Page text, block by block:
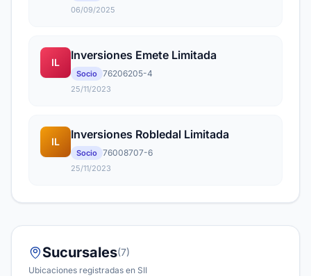
06/09/2025
IL
Inversiones Emete Limitada
Socio 76206205-4
25/11/2023
IL
Inversiones Robledal Limitada
Socio 76008707-6
25/11/2023
Sucursales(7)
Ubicaciones registradas en SII